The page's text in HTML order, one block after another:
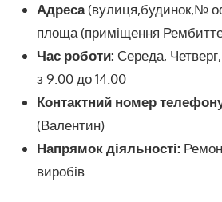
Адреса(вулиця,будинок,№
площа (приміщення
Час роботи: Середа,
з 9.00 до 14.00
Контактний номер
(Валентин)
Напрямок діяльності:
виробів